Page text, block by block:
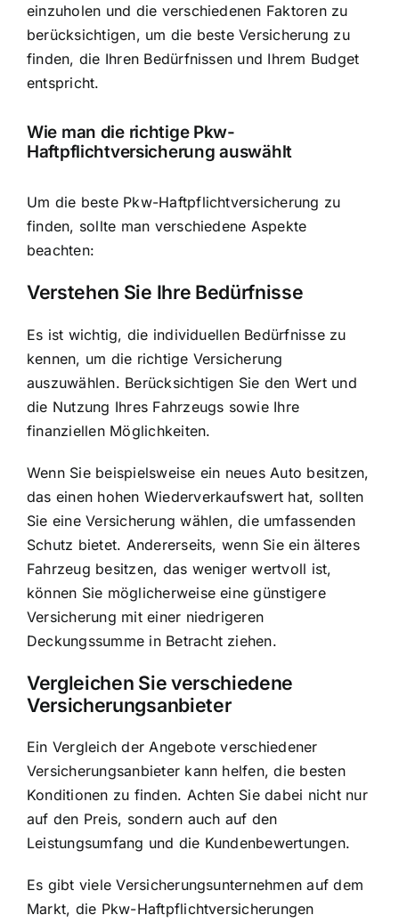
einzuholen und die verschiedenen Faktoren zu
berücksichtigen, um die beste Versicherung zu
finden, die Ihren Bedürfnissen und Ihrem Budget
entspricht.
Wie man die richtige Pkw-
Haftpflichtversicherung auswählt
Um die beste Pkw-Haftpflichtversicherung zu
finden, sollte man verschiedene Aspekte
beachten:
Verstehen Sie Ihre Bedürfnisse
Es ist wichtig, die individuellen Bedürfnisse zu
kennen, um die richtige Versicherung
auszuwählen. Berücksichtigen Sie den Wert und
die Nutzung Ihres Fahrzeugs sowie Ihre
finanziellen Möglichkeiten.
Wenn Sie beispielsweise ein neues Auto besitzen,
das einen hohen Wiederverkaufswert hat, sollten
Sie eine Versicherung wählen, die umfassenden
Schutz bietet. Andererseits, wenn Sie ein älteres
Fahrzeug besitzen, das weniger wertvoll ist,
können Sie möglicherweise eine günstigere
Versicherung mit einer niedrigeren
Deckungssumme in Betracht ziehen.
Vergleichen Sie verschiedene
Versicherungsanbieter
Ein Vergleich der Angebote verschiedener
Versicherungsanbieter kann helfen, die besten
Konditionen zu finden. Achten Sie dabei nicht nur
auf den Preis, sondern auch auf den
Leistungsumfang und die Kundenbewertungen.
Es gibt viele Versicherungsunternehmen auf dem
Markt, die Pkw-Haftpflichtversicherungen